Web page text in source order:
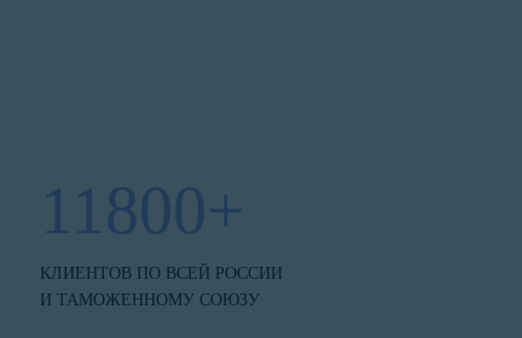
11800+
КЛИЕНТОВ ПО ВСЕЙ РОССИИ
И ТАМОЖЕННОМУ СОЮЗУ